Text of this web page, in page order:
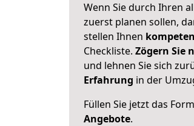
Wenn Sie durch Ihren
zuerst planen sollen,
stellen Ihnen
Checkliste. Zögern Sie
und lehnen Sie sich
Erfahrung in der
Füllen Sie jetzt das
Angebote.